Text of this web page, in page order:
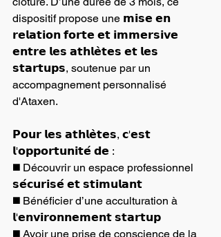
dispositif propose une 𝗺𝗶𝘀𝗲 𝗲𝗻
𝗿𝗲𝗹𝗮𝘁𝗶𝗼𝗻 𝗳𝗼𝗿𝘁𝗲 𝗲𝘁 𝗶𝗺𝗺𝗲𝗿𝘀𝗶𝘃𝗲
𝗲𝗻𝘁𝗿𝗲 𝗹𝗲𝘀 𝗮𝘁𝗵𝗹𝗲̀𝘁𝗲𝘀 𝗲𝘁 𝗹𝗲𝘀
𝘀𝘁𝗮𝗿𝘁𝘂𝗽𝘀, soutenue par un
accompagnement personnalisé
d'Ataxen.
𝗣𝗼𝘂𝗿 𝗹𝗲𝘀 𝗮𝘁𝗵𝗹𝗲̀𝘁𝗲𝘀, 𝗰'𝗲𝘀𝘁
𝗹'𝗼𝗽𝗽𝗼𝗿𝘁𝘂𝗻𝗶𝘁𝗲́ 𝗱𝗲 :
◼️ Découvrir un espace professionnel
𝘀𝗲́𝗰𝘂𝗿𝗶𝘀𝗲́ 𝗲𝘁 𝘀𝘁𝗶𝗺𝘂𝗹𝗮𝗻𝘁
◼️ Bénéficier d’une acculturation à
𝗹'𝗲𝗻𝘃𝗶𝗿𝗼𝗻𝗻𝗲𝗺𝗲𝗻𝘁 𝘀𝘁𝗮𝗿𝘁𝘂𝗽
◼️ Avoir une prise de conscience de la